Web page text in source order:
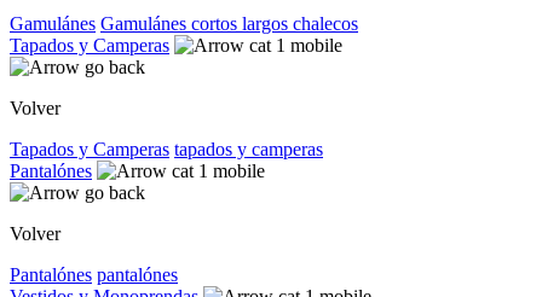
Gamulánes Gamulánes cortos largos chalecos
Tapados y Camperas
Volver
Tapados y Camperas tapados y camperas
Pantalónes
Volver
Pantalónes pantalónes